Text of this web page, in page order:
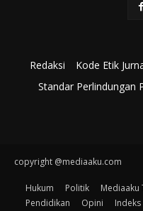
Redaksi Kode Etik
Standar Perlindungan
copyright @mediaaku.com
Hukum Politik Mediaaku
Pendidikan
Opini Indeks